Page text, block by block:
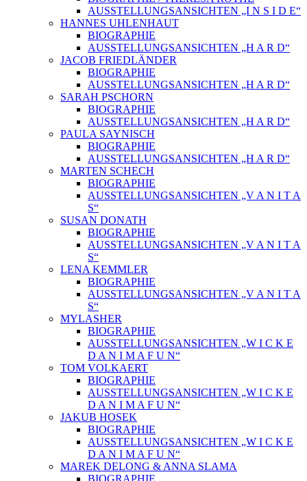
AUSSTELLUNGSANSICHTEN „I N S I D E“
HANNES UHLENHAUT
BIOGRAPHIE
AUSSTELLUNGSANSICHTEN „H A R D“
JACOB FRIEDLÄNDER
BIOGRAPHIE
AUSSTELLUNGSANSICHTEN „H A R D“
SARAH PSCHORN
BIOGRAPHIE
AUSSTELLUNGSANSICHTEN „H A R D“
PAULA SAYNISCH
BIOGRAPHIE
AUSSTELLUNGSANSICHTEN „H A R D“
MARTEN SCHECH
BIOGRAPHIE
AUSSTELLUNGSANSICHTEN „V A N I T A
S“
SUSAN DONATH
BIOGRAPHIE
AUSSTELLUNGSANSICHTEN „V A N I T A
S“
LENA KEMMLER
BIOGRAPHIE
AUSSTELLUNGSANSICHTEN „V A N I T A
S“
MYLASHER
BIOGRAPHIE
AUSSTELLUNGSANSICHTEN „W I C K E
D A N I M A F U N“
TOM VOLKAERT
BIOGRAPHIE
AUSSTELLUNGSANSICHTEN „W I C K E
D A N I M A F U N“
JAKUB HOSEK
BIOGRAPHIE
AUSSTELLUNGSANSICHTEN „W I C K E
D A N I M A F U N“
MAREK DELONG & ANNA SLAMA
BIOGRAPHIE